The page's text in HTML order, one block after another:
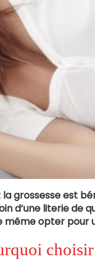
grossesse est
d’une literie de
même opter